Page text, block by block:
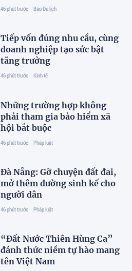
46 phút trước Báo Du lịch
Tiếp vốn đúng nhu cầu, cùng
doanh nghiệp tạo sức bật
tăng trưởng
46 phút trước Kinh tế
Những trường hợp không
phải tham gia bảo hiểm xã
hội bắt buộc
46 phút trước Pháp luật
Đà Nẵng: Gỡ chuyện đất đai,
mở thêm đường sinh kế cho
người dân
46 phút trước Pháp luật
“Đất Nước Thiên Hùng Ca”
đánh thức niềm tự hào mang
tên Việt Nam